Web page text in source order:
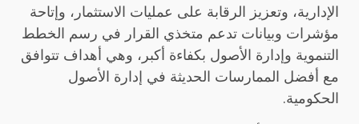
الإدارية، وتعزيز الرقابة على عمليات الاستثمار، وإتاحة
مؤشرات وبيانات تدعم متخذي القرار في رسم الخطط
التنموية وإدارة الأصول بكفاءة أكبر، وهي أهداف تتوافق
مع أفضل الممارسات الحديثة في إدارة الأصول
الحكومية.